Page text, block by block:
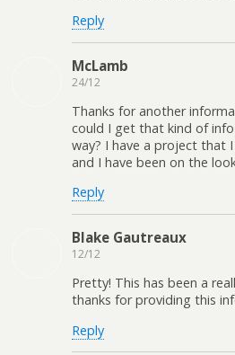
Reply
McLamb
24/12
Thanks for another
could I get that kind of
way? I have a project that
and I have been on the
Reply
Blake Gautreaux
12/12
Pretty! This has been a
thanks for providing this
Reply